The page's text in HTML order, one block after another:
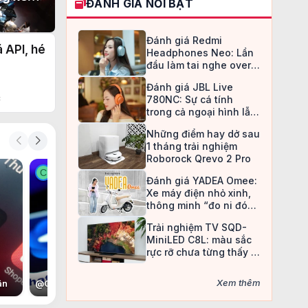
đao
API, hé
C
@Con voi còi Christine May
ĐÁNH GIÁ NỔI BẬT
Đánh giá Redmi
Headphones Neo: Lần
đầu làm tai nghe over-
an toàn
Đánh giá JBL Live
780NC: Sự cá tính
trong cả ngoại hình lẫn
Những điểm hay dở sau
1 tháng trải nghiệm
Roborock Qrevo 2 Pro
Đánh giá YADEA Omee:
Xe máy điện nhỏ xinh,
thông minh “đo ni đóng
Trải nghiệm TV SQD-
MiniLED C8L: màu sắc
rực rỡ chưa từng thấy ở
Xem thêm